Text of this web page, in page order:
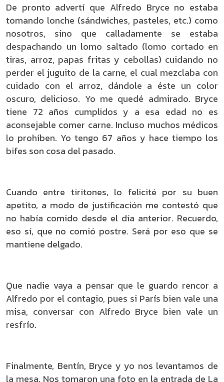
De pronto advertí que Alfredo Bryce no estaba
tomando lonche (sándwiches, pasteles, etc.) como
nosotros, sino que calladamente se estaba
despachando un lomo saltado (lomo cortado en
tiras, arroz, papas fritas y cebollas) cuidando no
perder el juguito de la carne, el cual mezclaba con
cuidado con el arroz, dándole a éste un color
oscuro, delicioso. Yo me quedé admirado. Bryce
tiene 72 años cumplidos y a esa edad no es
aconsejable comer carne. Incluso muchos médicos
lo prohíben. Yo tengo 67 años y hace tiempo los
bifes son cosa del pasado.
Cuando entre tiritones, lo felicité por su buen
apetito, a modo de justificación me contestó que
no había comido desde el día anterior. Recuerdo,
eso sí, que no comió postre. Será por eso que se
mantiene delgado.
Que nadie vaya a pensar que le guardo rencor a
Alfredo por el contagio, pues si París bien vale una
misa, conversar con Alfredo Bryce bien vale un
resfrío.
Finalmente, Bentín, Bryce y yo nos levantamos de
la mesa. Nos tomaron una foto en la entrada de La